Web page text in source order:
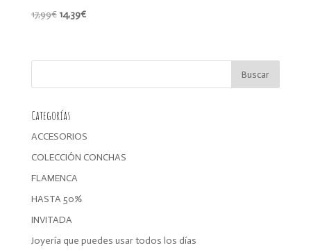
17,99€El
era:
14,39€El
es:
Categorías
ACCESORIOS
COLECCIÓN CONCHAS
FLAMENCA
HASTA 50%
INVITADA
Joyería que puedes usar todos los días